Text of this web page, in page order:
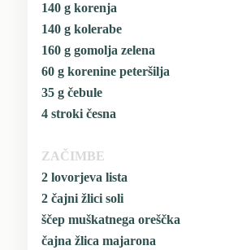
140 g korenja
140 g kolerabe
160 g gomolja zelena
60 g korenine peteršilja
35 g čebule
4 stroki česna
ZAČIMBE
2 lovorjeva lista
2 čajni žlici soli
ščep muškatnega oreščka
čajna žlica majarona